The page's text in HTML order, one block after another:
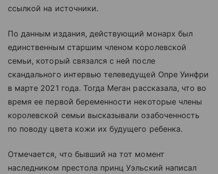
ссылкой на источники.
По данным издания, действующий монарх был
единственным старшим членом королевской
семьи, который связался с ней после
скандального интервью телеведущей Опре Уинфри
в марте 2021 года. Тогда Меган рассказала, что во
время ее первой беременности некоторые члены
королевской семьи высказывали озабоченность
по поводу цвета кожи их будущего ребенка.
Отмечается, что бывший на тот момент
наследником престола принц Уэльский написал